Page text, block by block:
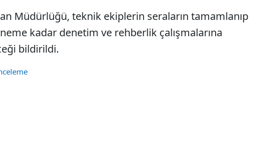
Müdürlüğü, teknik ekiplerin seraların tamamlanıp
kadar denetim ve rehberlik çalışmalarına
bildirildi.